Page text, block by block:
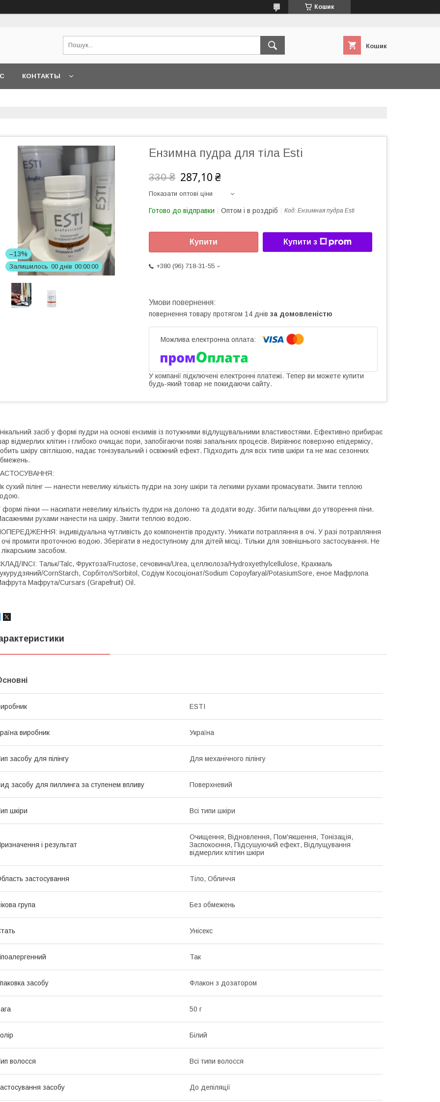
Кошик
Кошик
КОНТАКТЫ
–13%
Залишилось 00 днів 00 00 00
Ензимна пудра для тіла Esti
330 ₴ 287,10 ₴
Показати оптові ціни
Готово до відправки Оптом і в роздріб Код: Ензимная пудра Esti
Купити Купити з
+380 (96) 718-31-55
повернення товару протягом 14 днів за домовленістю
У компанії підключені електронні платежі. Тепер ви можете купити
будь-який товар не покидаючи сайту.
засіб у формі пудри на основі ензимів із потужними відлущувальними властивостями. Ефективно прибирає
відмерлих клітин і глибоко очищає пори, запобігаючи появі запальних процесів. Вирівнює поверхню епідермісу,
шкіру світлішою, надає тонізувальний і освіжний ефект. Підходить для всіх типів шкіри та не має сезонних
сухий пілінг — нанести невелику кількість пудри на зону шкіри та легкими рухами промасувати. Змити теплою
формі пінки — насипати невелику кількість пудри на долоню та додати воду. Збити пальцями до утворення піни.
рухами нанести на шкіру. Змити теплою водою.
індивідуальна чутливість до компонентів продукту. Уникати потрапляння в очі. У разі потрапляння
очі промити проточною водою. Зберігати в недоступному для дітей місці. Тільки для зовнішнього застосування. Не
лікарським засобом.
INCI: Тальк/Talc, Фруктоза/Fructose, сечовина/Urea, целлюлоза/Hydroxyethylcellulose, Крахмаль
CornStarch, Сорбітол/Sorbitol, Содіум Косоціонат/Sodium Copoyfaryal/PotasiumSore, еное Мафрлопа
Мафрута/Cursars (Grapefruit) Oil.
ESTI
виробник Україна
засобу для пілінгу Для механічного пілінгу
засобу для пиллинга за ступенем впливу Поверхневий
шкіри Всі типи шкіри
і результат
Очищення, Відновлення, Пом'якшення, Тонізація,
Заспокоєння, Підсушуючий ефект, Відлущування
відмерлих клітин шкіри
застосування Тіло, Обличчя
група Без обмежень
Унісекс
Так
засобу Флакон з дозатором
50 г
Білий
волосся Всі типи волосся
засобу До депіляції